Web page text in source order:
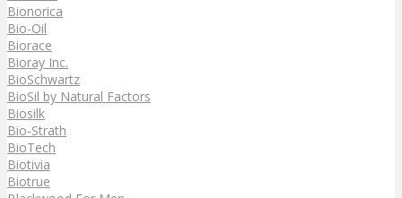
Bionorica
Bio-Oil
Biorace
Bioray Inc.
BioSchwartz
BioSil by Natural Factors
Biosilk
Bio-Strath
BioTech
Biotivia
Biotrue